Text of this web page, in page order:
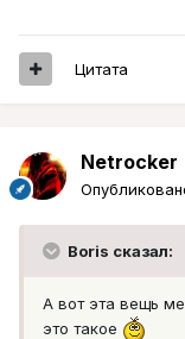
Цитата
Netrocker
Boris сказал:
А вот эта вещь
это такое